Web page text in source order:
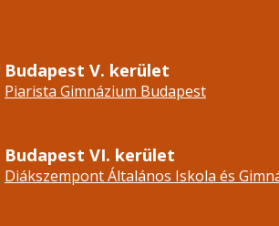
Budapest V. kerület
Piarista Gimnázium Budapest
Budapest VI. kerület
Diákszempont Általános Iskola és